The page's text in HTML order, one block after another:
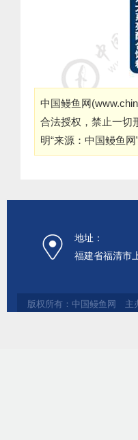
中国鳗鱼网(
合法授权，禁止一切
明“来源：中国鳗鱼
地址：
福建省福清市
版权所有：中国鳗鱼网 主